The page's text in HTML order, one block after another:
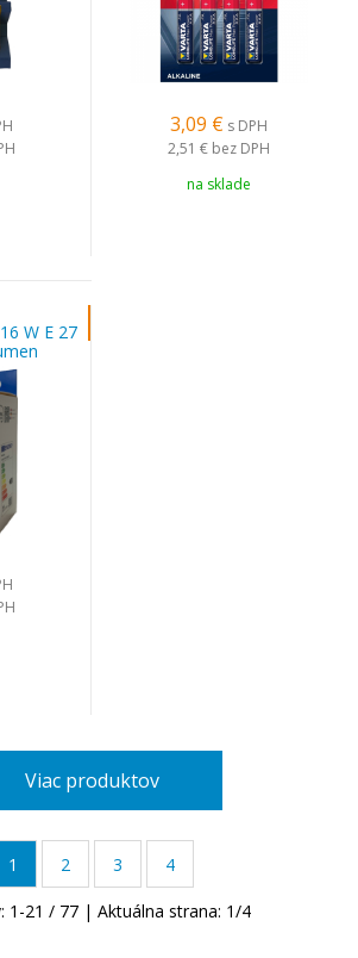
3,09 € s DPH
2,51 € bez DPH
na sklade
W E 27
Viac produktov
1 2 3 4
1 -21 / 77 | Aktuálna strana: 1/4